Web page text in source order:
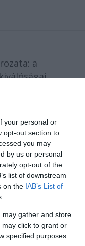
your personal or
opt-out section to
you may
by us or personal
opt-out of the
list of downstream
on the IAB’s List of
may gather and store
click to grant or
specified purposes
a
-
magyar
-
azt is
De mit